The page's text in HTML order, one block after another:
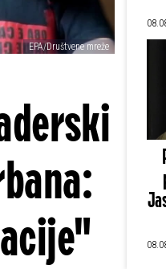
EPA/Društvene mreže